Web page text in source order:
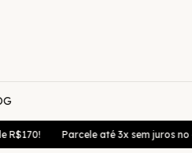
Parcele até 3x sem juros no cartão